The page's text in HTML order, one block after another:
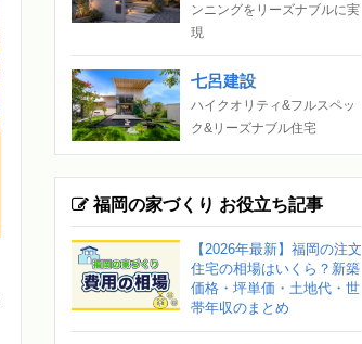
ンニングをリーズナブルに実
現
七呂建設
ハイクオリティ&フルスペッ
ク&リーズナブル住宅
福岡の家づくり お役立ち記事
【2026年最新】福岡の注文
住宅の相場はいくら？新築
価格・坪単価・土地代・世
帯年収のまとめ